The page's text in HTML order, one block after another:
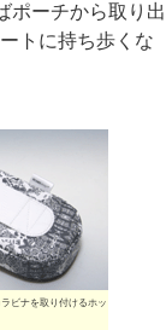
ポーチから取り出
トに持ち歩くな
ビナを取り付けるホッ